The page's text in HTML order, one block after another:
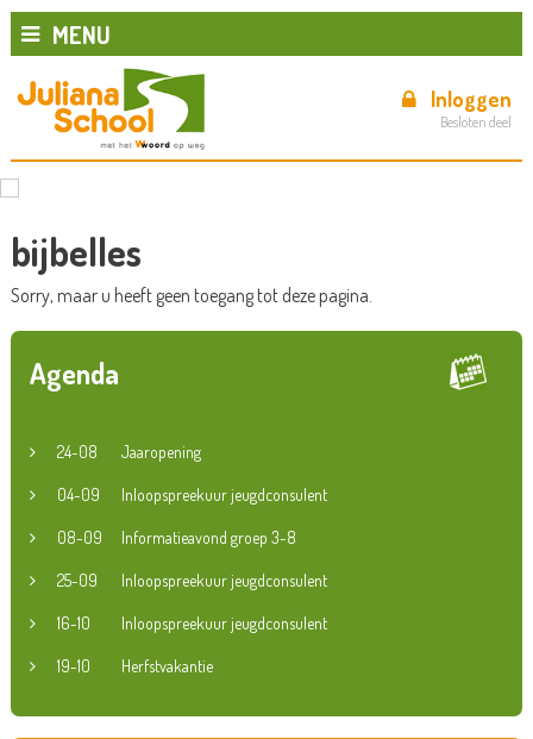
MENU
Inloggen
Besloten deel
bijbelles
Sorry, maar u heeft geen toegang tot deze pagina.
Agenda
24-08 Jaaropening
04-09 Inloopspreekuur jeugdconsulent
08-09 Informatieavond groep 3-8
25-09 Inloopspreekuur jeugdconsulent
16-10 Inloopspreekuur jeugdconsulent
19-10 Herfstvakantie